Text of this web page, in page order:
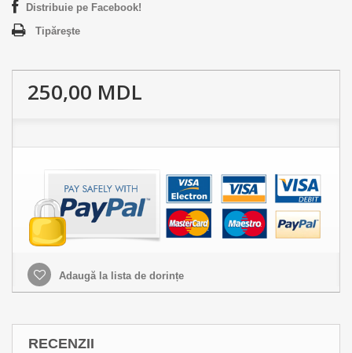
Distribuie pe Facebook!
Tipăreşte
250,00 MDL
Adaugă la lista de dorințe
RECENZII